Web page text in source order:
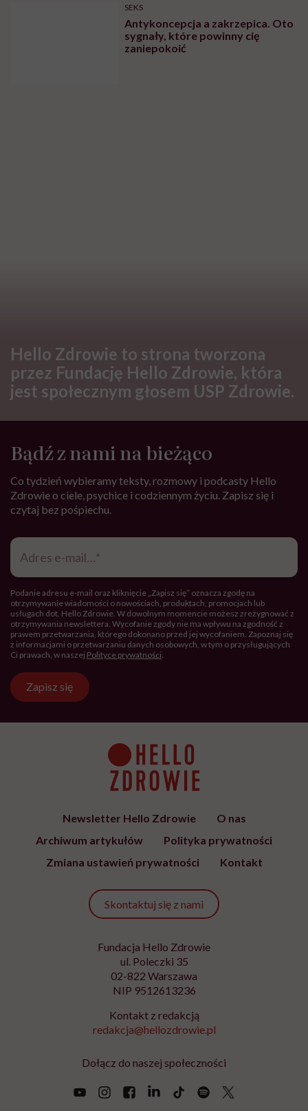
SEKS
Antykoncepcja a zakrzepica. Oto
sygnały, które powinny cię
zaniepokoić
Hello Zdrowie to strona tworzona
przez Fundację Hello Zdrowie, która
jest społecznym głosem USP Zdrowie.
Bądź z nami na bieżąco
Co tydzień wybieramy teksty, rozmowy i podcasty Hello
Zdrowie o ciele, psychice i codziennym życiu. Zapisz się i
czytaj bez pośpiechu.
Adres
mail*
Podanie adresu e-mail oraz kliknięcie „Zapisz się” oznacza zgodę na
otrzymywanie wiadomości o nowościach, produktach, promocjach lub
usługach dot. Hello Zdrowie. W dowolnym momencie możesz zrezygnować z
otrzymywania newslettera. Wycofanie zgody nie ma wpływu na zgodność z
prawem przetwarzania, którego dokonano przed jej wycofaniem. Zapoznaj się
z informacjami o przetwarzaniu danych osobowych, w tym o przysługujących
Ci prawach, w naszej Polityce prywatności
Zapisz się
Newsletter Hello Zdrowie
O nas
Archiwum artykułów
Polityka prywatności
Zmiana ustawień prywatności
Kontakt
Skontaktuj się z nami
Fundacja Hello Zdrowie
ul. Poleczki 35
02-822 Warszawa
NIP 9512613236
Kontakt z redakcją
redakcja@hellozdrowie.pl
Dołącz do naszej społeczności